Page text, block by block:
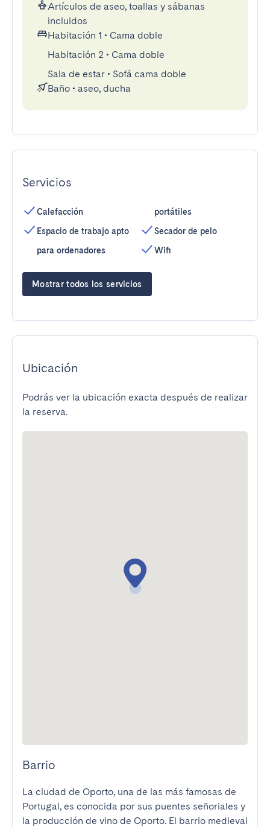
Artículos de aseo, toallas y sábanas
incluidos
Habitación 1 • Cama doble
Habitación 2 • Cama doble
Sala de estar • Sofá cama doble
Baño • aseo, ducha
Servicios
Calefacción
Espacio de trabajo apto
para ordenadores
portátiles
Secador de pelo
Wifi
Mostrar todos los servicios
Ubicación
Podrás ver la ubicación exacta después de realizar
la reserva.
Barrio
La ciudad de Oporto, una de las más famosas de
Portugal, es conocida por sus puentes señoriales y
la producción de vino de Oporto. El barrio medieval